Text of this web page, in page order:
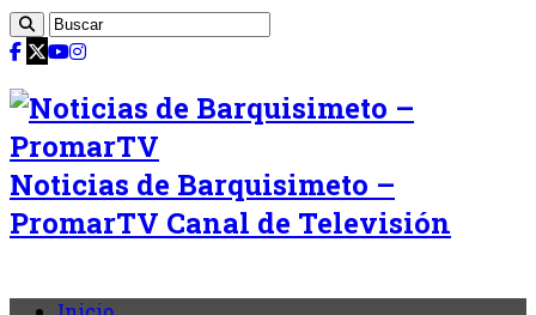
Noticias de Barquisimeto –
PromarTV Canal de Televisión